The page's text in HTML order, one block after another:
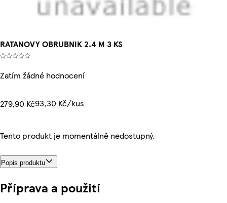
RATANOVY OBRUBNIK 2.4 M 3 KS
Zatím žádné hodnocení
279,90 Kč93,30 Kč/kus
Tento produkt je momentálně nedostupný.
Popis produktu
Příprava a použití